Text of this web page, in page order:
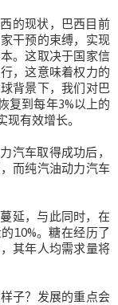
的现状，巴西目前
干预的束缚，实现
。这取决于国家信
，这意味着权力的
背景下，我们对巴
复到每年3%以上的
有效增长。
汽车取得成功后，
而纯汽油动力汽车
延，与此同时，在
10%。糖在经历了
其年人均需求量将
子？发展的重点会